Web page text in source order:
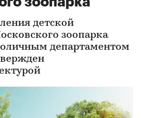
детской
зоопарка
департаментом